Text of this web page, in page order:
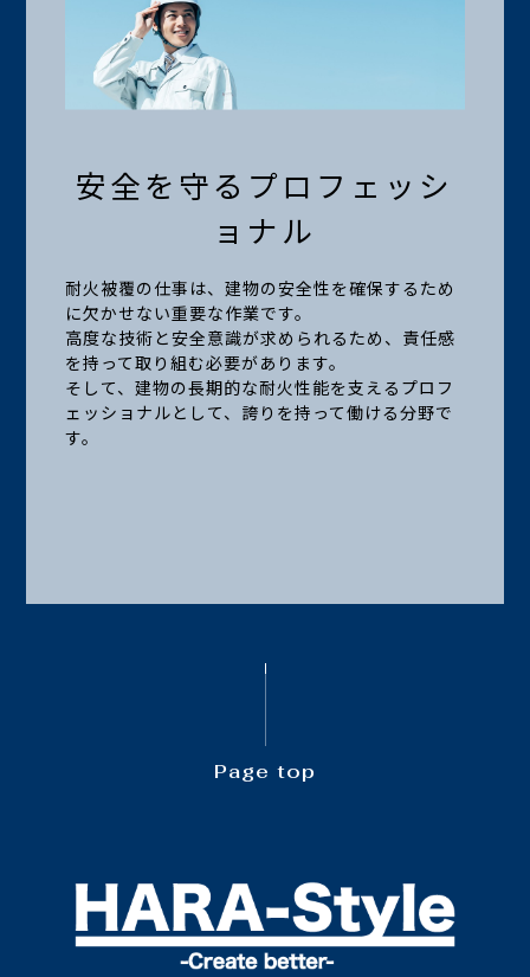
安全を守るプロフェッシ
ョナル
耐火被覆の仕事は、建物の安全性を確保するため
に欠かせない重要な作業です。
高度な技術と安全意識が求められるため、責任感
を持って取り組む必要があります。
そして、建物の長期的な耐火性能を支えるプロフ
ェッショナルとして、誇りを持って働ける分野で
す。
Page top